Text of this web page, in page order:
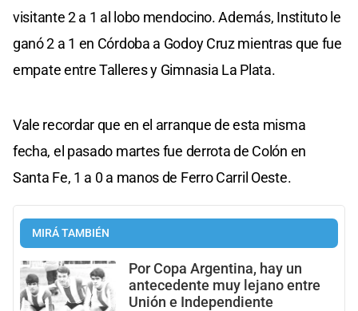
visitante 2 a 1 al lobo mendocino. Además, Instituto le
ganó 2 a 1 en Córdoba a Godoy Cruz mientras que fue
empate entre Talleres y Gimnasia La Plata.
Vale recordar que en el arranque de esta misma
fecha, el pasado martes fue derrota de Colón en
Santa Fe, 1 a 0 a manos de Ferro Carril Oeste.
MIRÁ TAMBIÉN
Por Copa Argentina, hay un
antecedente muy lejano entre
Unión e Independiente